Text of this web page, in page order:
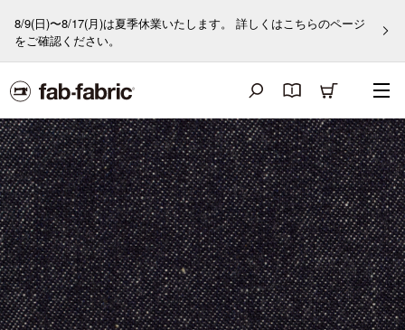
8/9(日)〜8/17(月)は夏季休業いたします。 詳しくはこちらのページ
をご確認ください。